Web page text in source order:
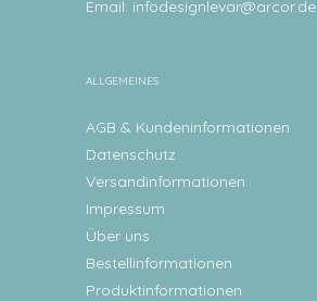
Email: infodesignlevar@arcor.de
ALLGEMEINES
AGB & Kundeninformationen
Datenschutz
Versandinformationen
Impressum
Über uns
Bestellinformationen
Produktinformationen